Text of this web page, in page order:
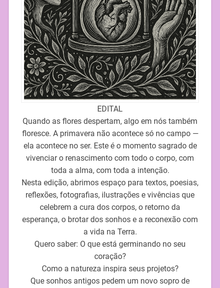
EDITAL
Quando as flores despertam, algo em nós também
floresce. A primavera não acontece só no campo —
ela acontece no ser. Este é o momento sagrado de
vivenciar o renascimento com todo o corpo, com
toda a alma, com toda a intenção.
Nesta edição, abrimos espaço para textos, poesias,
reflexões, fotografias, ilustrações e vivências que
celebrem a cura dos corpos, o retorno da
esperança, o brotar dos sonhos e a reconexão com
a vida na Terra.
Quero saber: O que está germinando no seu
coração?
Como a natureza inspira seus projetos?
Que sonhos antigos pedem um novo sopro de